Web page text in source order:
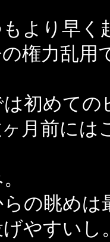
より早く
権力乱用
初めての
ヶ月前に
の眺めは
やすいし